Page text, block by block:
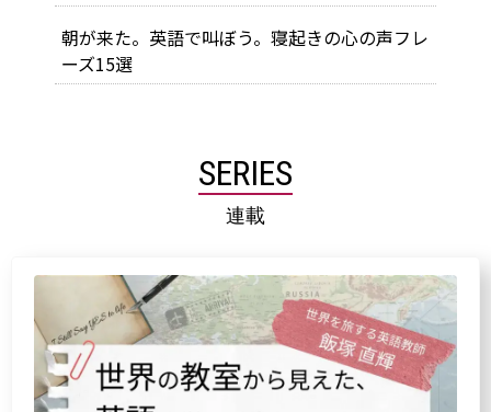
朝が来た。英語で叫ぼう。寝起きの心の声フレ
ーズ15選
SERIES
連載